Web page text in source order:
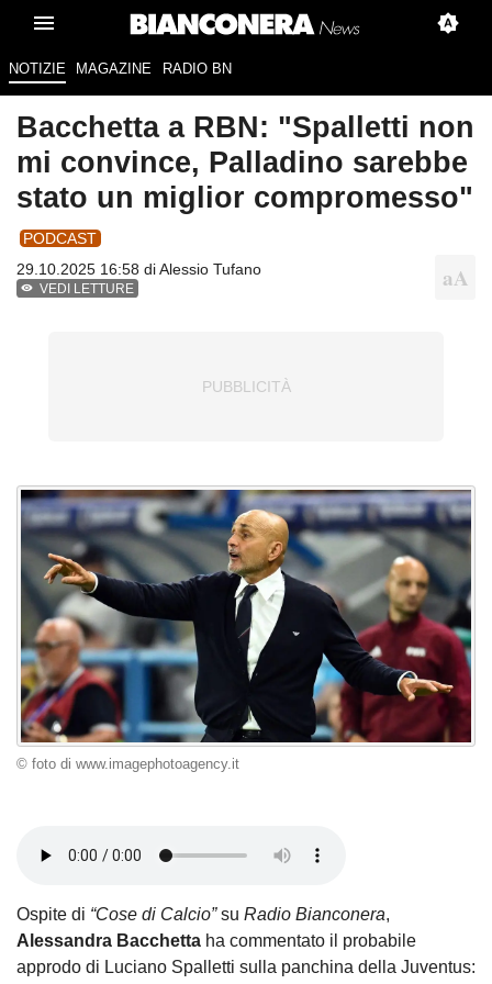
NOTIZIE MAGAZINE RADIO BN
Bacchetta a RBN: "Spalletti non
mi convince, Palladino sarebbe
stato un miglior compromesso"
PODCAST
29.10.2025 16:58 diAlessio Tufano
VEDI LETTURE
© foto di www.imagephotoagency.it
Ospite di “Cose di Calcio”su Radio Bianconera,
Alessandra Bacchetta ha commentato il probabile
approdo di Luciano Spalletti sulla panchina della Juventus: